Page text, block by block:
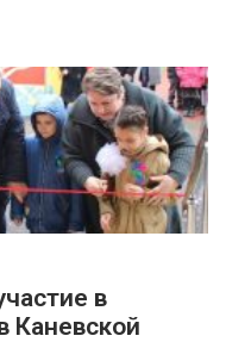
в
Каневской